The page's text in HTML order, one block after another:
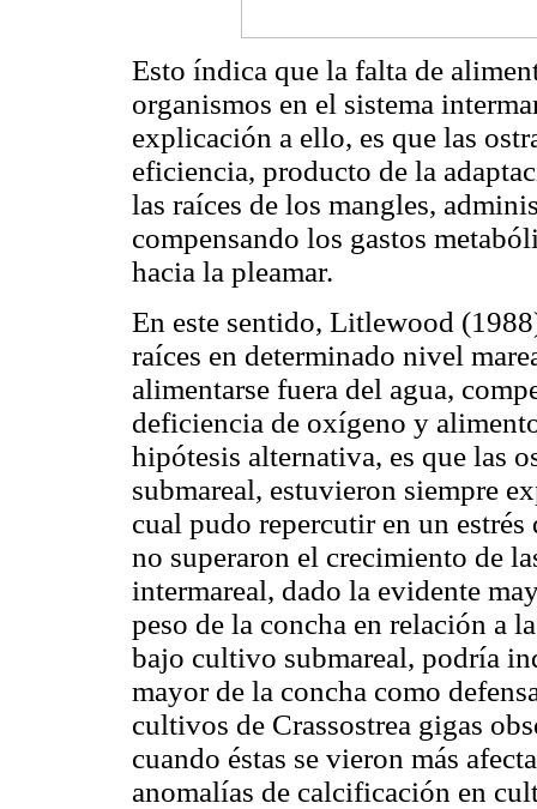
Esto índica que la falta de
organismos en el sistema
explicación a ello, es que las
eficiencia, producto de la
las raíces de los mangles,
compensando los gastos
hacia la pleamar.
En este sentido, Litlewood
raíces en determinado nivel
alimentarse fuera del agua,
deficiencia de oxígeno y
hipótesis alternativa, es que las
submareal, estuvieron siempre
cual pudo repercutir en un
no superaron el crecimiento de
intermareal, dado la evidente
peso de la concha en relación a
bajo cultivo submareal, podría
mayor de la concha como
cultivos de Crassostrea gigas
cuando éstas se vieron más
anomalías de calcificación en